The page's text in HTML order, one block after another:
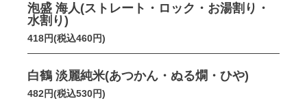
泡盛 海人(ストレート・ロック・お湯割り・
水割り)
418円(税込460円)
白鶴 淡麗純米(あつかん・ぬる燗・ひや)
482円(税込530円)